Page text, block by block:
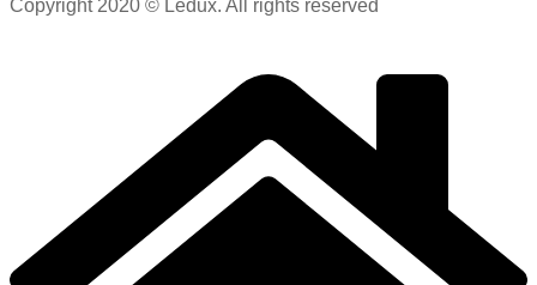
Copyright 2020 © Ledux. All rights reserved